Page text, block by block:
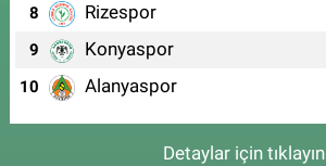
8 Rizespor
9 Konyaspor
10 Alanyaspor
Detaylar için tıklayın